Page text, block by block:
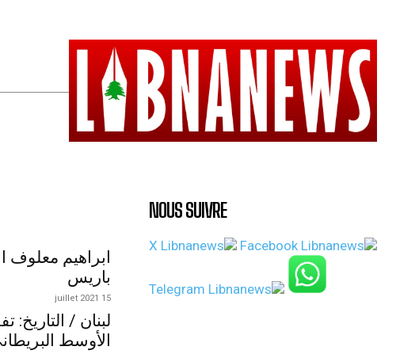
ابراهيم
باريس
15 juillet 2021
لبنان /
الأوسط
NOUS SUIVRE